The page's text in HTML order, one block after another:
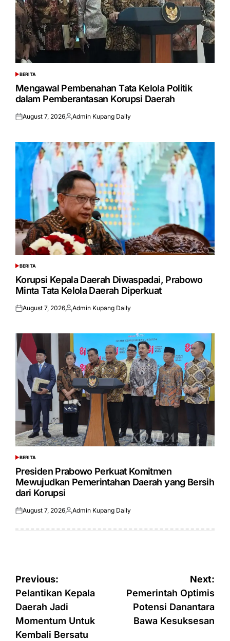
POSTED
IN
BERITA
Mengawal Pembenahan Tata Kelola Politik
dalam Pemberantasan Korupsi Daerah
Posted
August 7, 2026Posted
Admin Kupang Daily
POSTED
IN
BERITA
Korupsi Kepala Daerah Diwaspadai, Prabowo
Minta Tata Kelola Daerah Diperkuat
Posted
August 7, 2026Posted
Admin Kupang Daily
POSTED
IN
BERITA
Presiden Prabowo Perkuat Komitmen
Mewujudkan Pemerintahan Daerah yang Bersih
dari Korupsi
Posted
August 7, 2026Posted
Admin Kupang Daily
Post
navigation
Previous:
Pelantikan Kepala
Daerah Jadi
Momentum Untuk
Kembali Bersatu
Next:
Pemerintah Optimis
Potensi Danantara
Bawa Kesuksesan